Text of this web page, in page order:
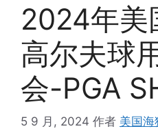
2024年美
高尔夫球
会-PGA
5 9 月, 2024 作者 美国海